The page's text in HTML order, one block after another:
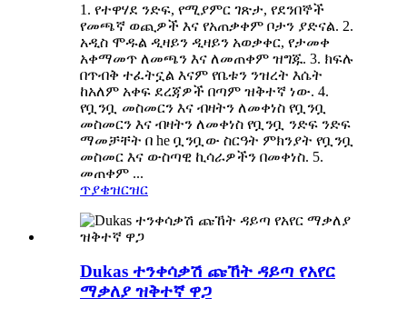
1. የተዋሃደ ንድፍ, የሚያምር ገጽታ, የደንበኞች
የመጫኛ ወጪዎች እና የአጠቃቀም ቦታን ያድናል. 2.
አዲስ ሞዱል ዲዛይን ዲዛይን አወቃቀር, የታመቀ
አቀማመጥ ለመጫን እና ለመጠቀም ዝግጁ. 3. ክፍሉ
በጥብቅ ተፈትኗል እናም የቤቱን ንዝረት እሴት
ከአለም አቀፍ ደረጃዎች በጣም ዝቅተኛ ነው. 4.
የቧንቧ መስመርን እና ብዛትን ለመቀነስ የቧንቧ
መስመርን እና ብዛትን ለመቀነስ የቧንቧ ንድፍ ንድፍ
ማመቻቸት በ he ቧንቧው ስርዓት ምክንያት የቧንቧ
መስመር እና ውስጣዊ ኪሳራዎችን በመቀነስ. 5.
መጠቀም ...
ጥያቄዝርዝር
Dukas ተንቀሳቃሽ ጩኸት ዳይጣ የአየር
ማቃለያ ዝቅተኛ ዋጋ